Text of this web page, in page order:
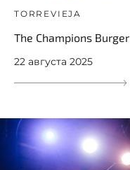
TORREVIEJA
The Champions Burger
22 августа 2025